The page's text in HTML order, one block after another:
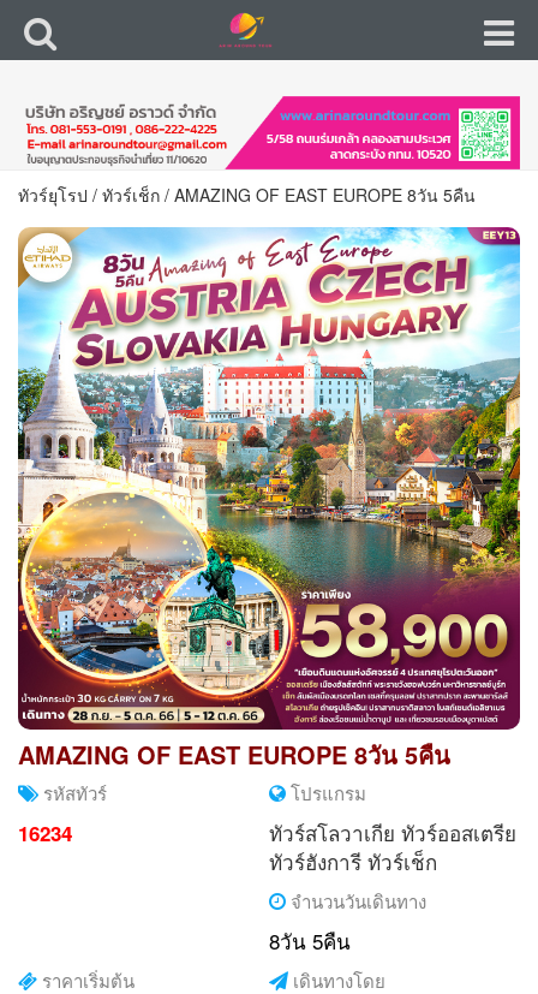
ทัวร์ยุโรป / ทัวร์เช็ก / AMAZING OF EAST EUROPE 8วัน 5คืน
AMAZING OF EAST EUROPE 8วัน 5คืน
รหัสทัวร์
16234
โปรแกรม
ทัวร์สโลวาเกีย ทัวร์ออสเตรีย
ทัวร์ฮังการี ทัวร์เช็ก
จำนวนวันเดินทาง
8วัน 5คืน
ราคาเริ่มต้น เดินทางโดย